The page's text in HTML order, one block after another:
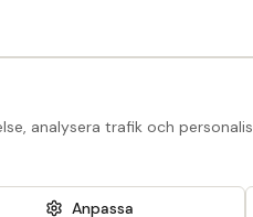
analysera trafik och
Anpassa